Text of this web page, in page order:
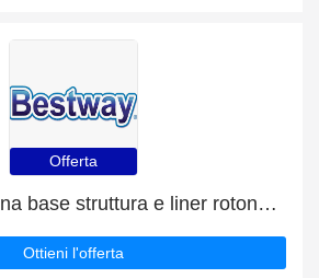
Offerta
Verificato | Piscina base struttura e liner rotonda Steel Pro MAX da 305x76 cm grigio chiaro è ora 5% di sconto
Ottieni l'offerta